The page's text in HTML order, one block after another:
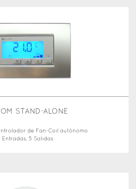
STAND-ALONE
de Fan-Coil autónomo
Entradas, 5 Salidas